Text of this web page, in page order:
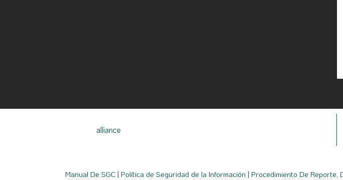
alliance
Manual De SGC| Política de Seguridad de la Información | Procedimiento De Reporte,